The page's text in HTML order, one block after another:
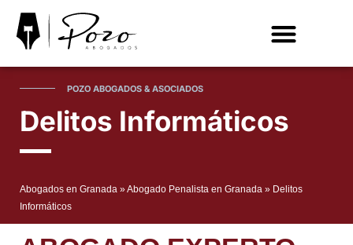
POZO ABOGADOS & ASOCIADOS
Delitos Informáticos
Abogados en Granada »Abogado Penalista en Granada » Delitos
Informáticos